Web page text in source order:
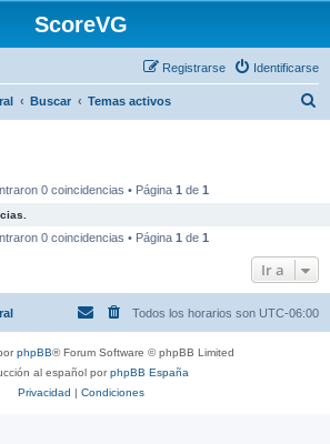
ScoreVG
Identificarse
Registrarse
Buscar Temas activos
0 coincidencias • Página 1 de 1
0 coincidencias • Página 1 de 1
Ir a
Todos los horarios son UTC-06:00
phpBB® Forum Software © phpBB Limited
al español porphpBB España
Privacidad | Condiciones